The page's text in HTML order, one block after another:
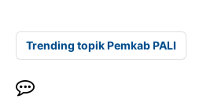
Trending topik Pemkab PALI